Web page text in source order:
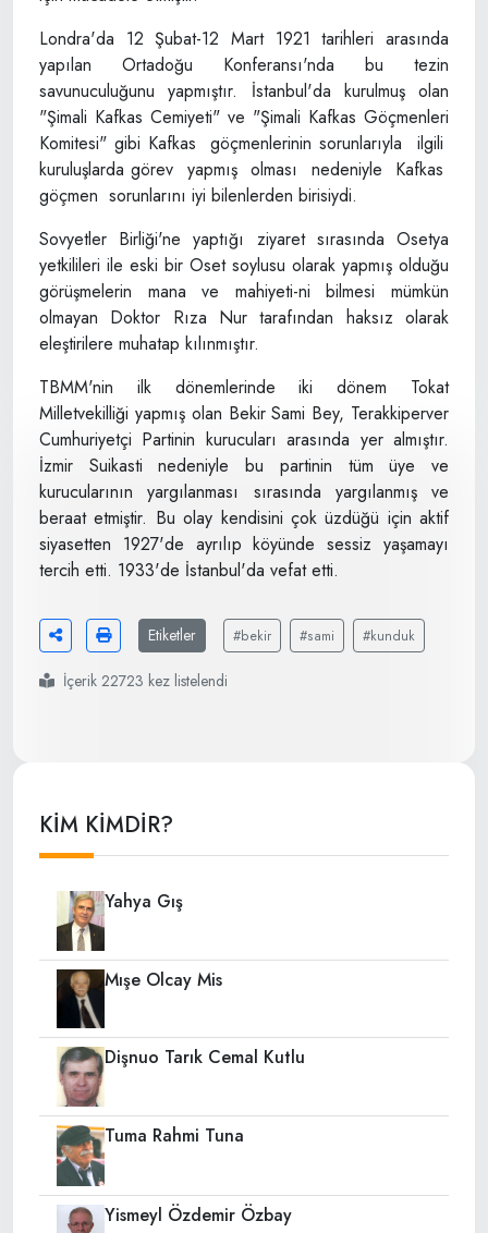
Londra'da 12 Şubat-12 Mart 1921 tarihleri arasında
yapılan Ortadoğu Konferansı'nda bu tezin
savunuculuğunu yapmıştır. İstanbul'da kurulmuş olan
"Şimali Kafkas Cemiyeti" ve "Şimali Kafkas Göçmenleri
Komitesi" gibi Kafkas göçmenlerinin sorunlarıyla ilgili
kuruluşlarda görev yapmış olması nedeniyle Kafkas
göçmen sorunlarını iyi bilenlerden birisiydi.
Sovyetler Birliği'ne yaptığı ziyaret sırasında Osetya
yetkilileri ile eski bir Oset soylusu olarak yapmış olduğu
görüşmelerin mana ve mahiyeti-ni bilmesi mümkün
olmayan Doktor Rıza Nur tarafından haksız olarak
eleştirilere muhatap kılınmıştır.
TBMM'nin ilk dönemlerinde iki dönem Tokat
Milletvekilliği yapmış olan Bekir Sami Bey, Terakkiperver
Cumhuriyetçi Partinin kurucuları arasında yer almıştır.
İzmir Suikasti nedeniyle bu partinin tüm üye ve
kurucularının yargılanması sırasında yargılanmış ve
beraat etmiştir. Bu olay kendisini çok üzdüğü için aktif
siyasetten 1927'de ayrılıp köyünde sessiz yaşamayı
tercih etti. 1933'de İstanbul'da vefat etti.
Etiketler #bekir #sami #kunduk
İçerik 22723 kez listelendi
KİM KİMDİR?
Yahya Gış
Mışe Olcay Mis
Dişnuo Tarık Cemal Kutlu
Tuma Rahmi Tuna
Yismeyl Özdemir Özbay